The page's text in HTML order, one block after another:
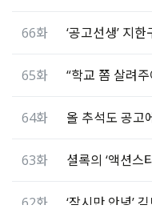
66화 ‘공고선생’ 지
65화
64화 올 추석도 공고
63화 셜록의 ‘액션스
62화 ‘잠시만 안녕’